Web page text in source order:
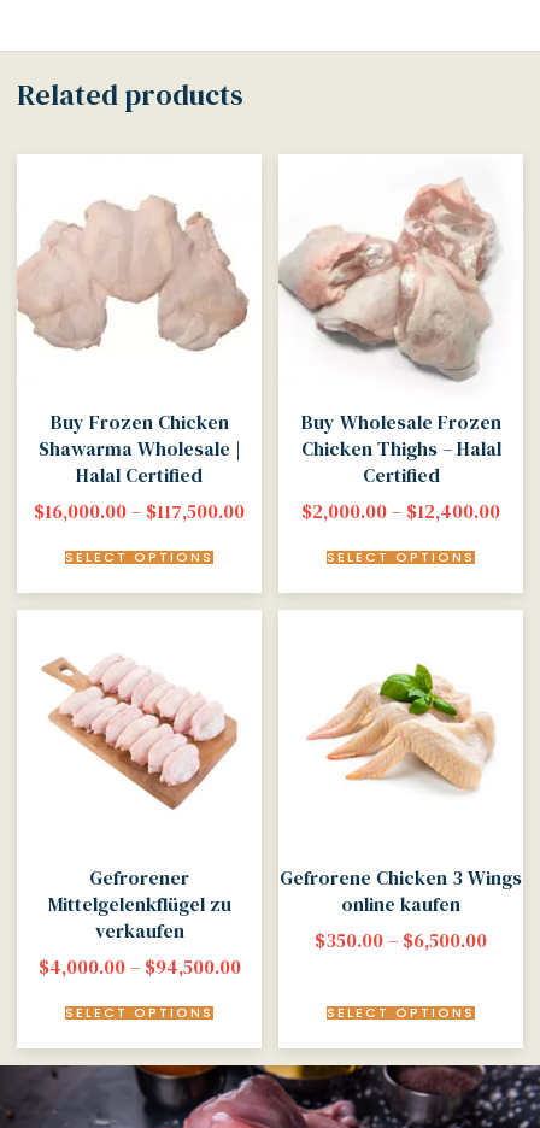
Related products
Buy Frozen Chicken
Shawarma Wholesale |
Halal Certified
$16,000.00– $117,500.00
SELECT OPTIONS
Buy Wholesale Frozen
Chicken Thighs – Halal
Certified
$2,000.00– $12,400.00
SELECT OPTIONS
Gefrorener
Mittelgelenkflügel zu
verkaufen
$4,000.00 – $94,500.00
SELECT OPTIONS
Gefrorene Chicken 3 Wings
online kaufen
$350.00– $6,500.00
SELECT OPTIONS